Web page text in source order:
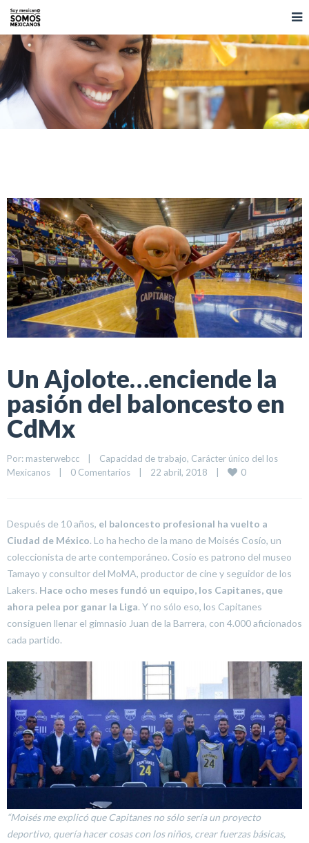
Un Ajolote…enciende la
pasión del baloncesto en
CdMx
Por: masterwebcc | Capacidad de trabajo, Carácter único del los
Mexicanos
| 0 Comentarios | 22 abril, 2018 | 0
Después de 10 años, el baloncesto profesional ha vuelto a
Ciudad de México. Lo ha hecho de la mano de Moisés Cosío, un
coleccionista de arte contemporáneo. Cosío es patrono del museo
Tamayo y consultor del MoMA, productor de cine y seguidor de los
Lakers. Hace ocho meses fundó un equipo, los Capitanes, que
ahora pelea por ganar la Liga. Y no sólo eso, los Capitanes
consiguen llenar el gimnasio Juan de la Barrera, con 4.000 aficionados
cada partido.
“Moisés me explicó que Capitanes no sólo sería un proyecto
deportivo, quería hacer cosas con los niños, crear fuerzas básicas,